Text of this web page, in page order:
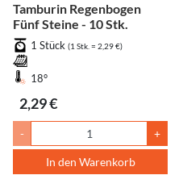
Tamburin Regenbogen
Fünf Steine - 10 Stk.
1 Stück (1 Stk. = 2,29 €)
18°
2,29 €
- +
In den Warenkorb